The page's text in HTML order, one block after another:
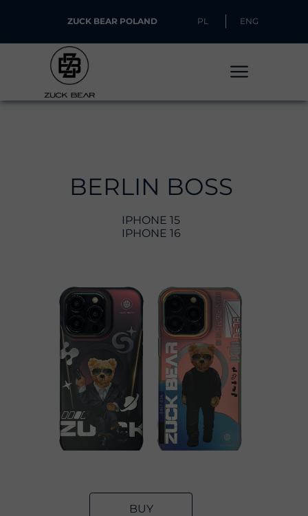
ZUCK BEAR POLAND ENG
PL
BUY
BERLIN BOSS
IPHONE 15
IPHONE 16